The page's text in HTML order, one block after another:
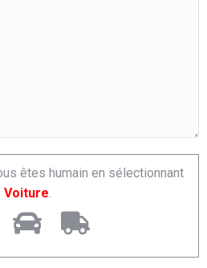
êtes humain en sélectionnant
Voiture.